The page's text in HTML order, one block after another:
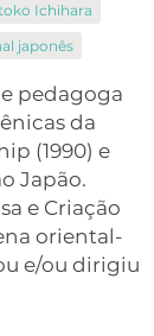
Ichihara
japonês
pedagoga
da
(1990) e
Japão.
e Criação
oriental-
e/ou dirigiu